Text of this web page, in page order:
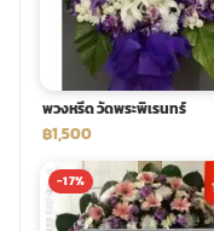
พวงหรีด วัดพระพิเรนทร์
฿1,500
-17%